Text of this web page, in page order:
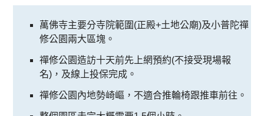
萬佛寺主要分寺院範圍(正殿+土地公廟)及小普陀禪
修公園兩大區塊。
禪修公園造訪十天前先上網預約(不接受現場報
名)，及線上投保完成。
禪修公園內地勢崎嶇，不適合推輪椅跟推車前往。